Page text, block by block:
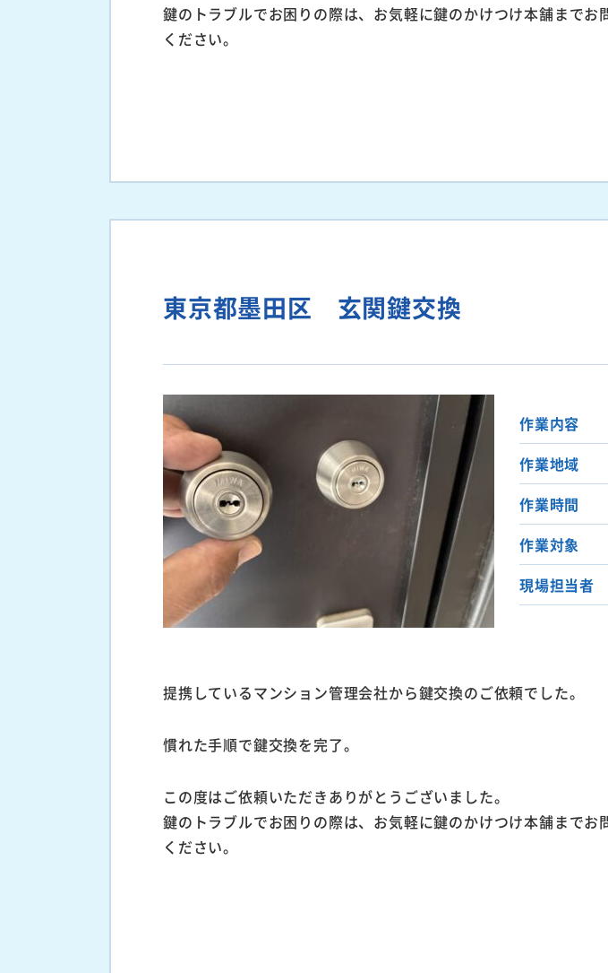
鍵のトラブルでお困りの際は、お気軽に鍵のかけつけ本舗までお
ください。
東京都墨田区 玄関鍵交換
作業内容
作業地域
作業時間
作業対象
現場担当者
提携しているマンション管理会社から鍵交換のご依頼でした。
慣れた手順で鍵交換を完了。
この度はご依頼いただきありがとうございました。
鍵のトラブルでお困りの際は、お気軽に鍵のかけつけ本舗までお
ください。